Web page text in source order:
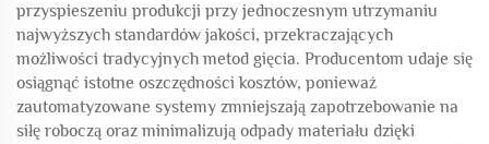
przyspieszeniu produkcji przy jednoczesnym utrzymaniu
najwyższych standardów jakości, przekraczających
możliwości tradycyjnych metod gięcia. Producentom udaje się
osiągnąć istotne oszczędności kosztów, ponieważ
zautomatyzowane systemy zmniejszają zapotrzebowanie na
siłę roboczą oraz minimalizują odpady materiału dzięki